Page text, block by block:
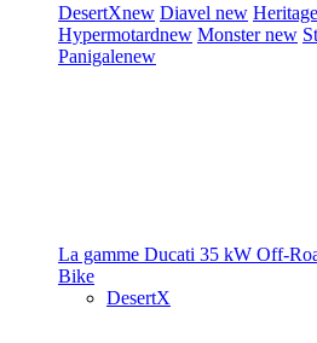
DesertXnew Diavel new Heritage
Hypermotardnew Monsternew
Panigalenew
La gamme Ducati 35 kW Off-
Bike
DesertX